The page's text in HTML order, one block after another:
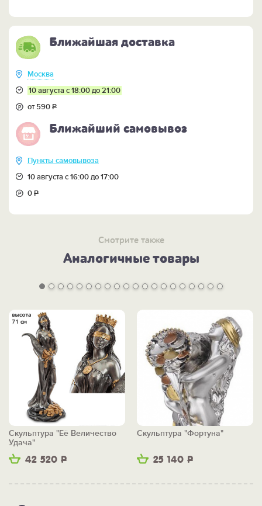
Ближайшая доставка
Москва
10 августа с 18:00 до 21:00
от 590Р
Ближайший самовывоз
Пункты самовывоза
10 августа с 16:00 до 17:00
0Р
Смотрите также
Аналогичные товары
42 520 Р
Скульптура "Её Величество
Удача"
25 140 Р
Скульптура "Фортуна"